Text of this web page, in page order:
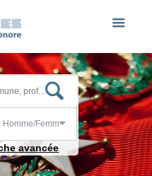
Homme/Femme
avancée